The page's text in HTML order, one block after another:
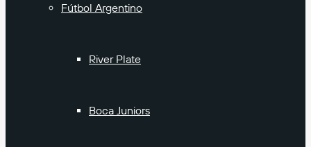
Fútbol Argentino
River Plate
Boca Juniors